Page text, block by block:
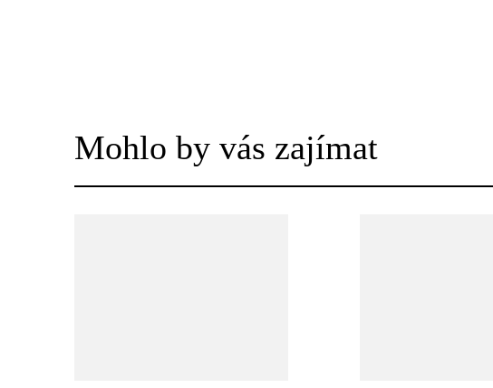
Mohlo by vás zajímat